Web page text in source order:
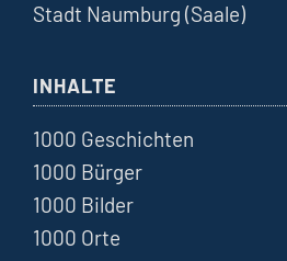
Stadt Naumburg (Saale)
INHALTE
1000 Geschichten
1000 Bürger
1000 Bilder
1000 Orte